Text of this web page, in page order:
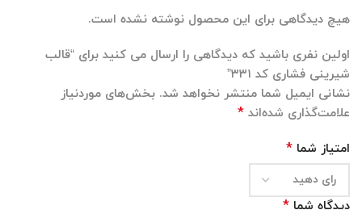
هیچ دیدگاهی برای این محصول نوشته نشده است.
اولین نفری باشید که دیدگاهی را ارسال می کنید برای “قالب
شیرینی فشاری کد ۳۳۱”
نشانی ایمیل شما منتشر نخواهد شد. بخش‌های موردنیاز
علامت‌گذاری شده‌اند *
امتیاز شما *
دیدگاه شما *